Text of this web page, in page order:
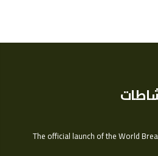
The official launch of the World